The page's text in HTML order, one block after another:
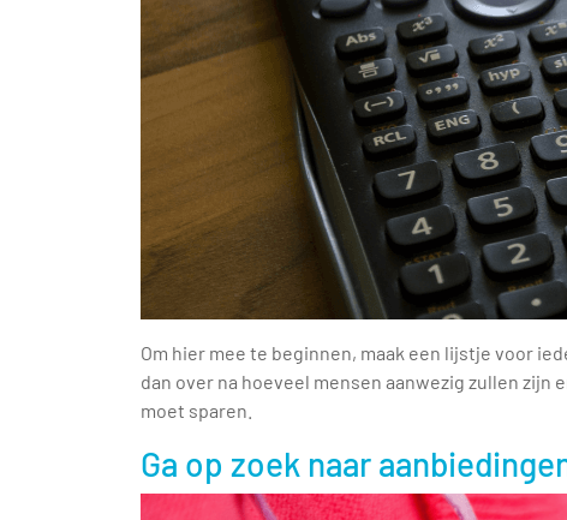
Om hier mee te beginnen, maak een lijstje voor
dan over na hoeveel mensen aanwezig zullen
moet sparen.
Ga op zoek naar